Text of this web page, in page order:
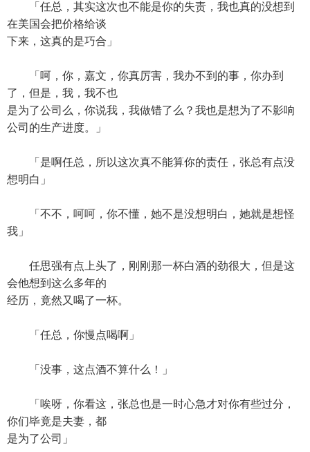
「任总，其实这次也不能是你的失责，我也真的没想到
在美国会把价格给谈
下来，这真的是巧合」
「呵，你，嘉文，你真厉害，我办不到的事，你办到
了，但是，我，我不也
是为了公司么，你说我，我做错了么？我也是想为了不影响
公司的生产进度。」
「是啊任总，所以这次真不能算你的责任，张总有点没
想明白」
「不不，呵呵，你不懂，她不是没想明白，她就是想怪
我」
任思强有点上头了，刚刚那一杯白酒的劲很大，但是这
会他想到这么多年的
经历，竟然又喝了一杯。
「任总，你慢点喝啊」
「没事，这点酒不算什么！」
「唉呀，你看这，张总也是一时心急才对你有些过分，
你们毕竟是夫妻，都
是为了公司」